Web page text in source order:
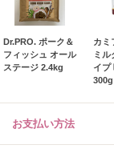
Dr.PRO. ポーク＆
フィッシュ オール
ステージ 2.4kg
カミ
ミル
イプ
300g
お支払い方法